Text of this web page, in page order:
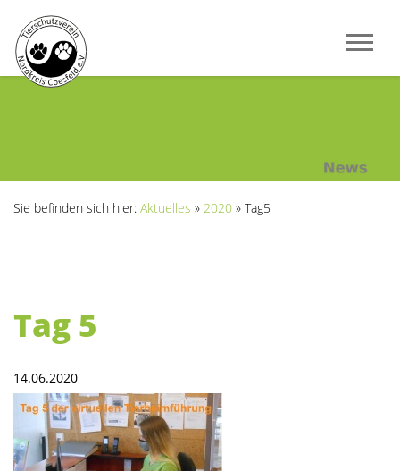
Sie befinden sich hier: Aktuelles » 2020 » Tag5
Tag 5
14.06.2020